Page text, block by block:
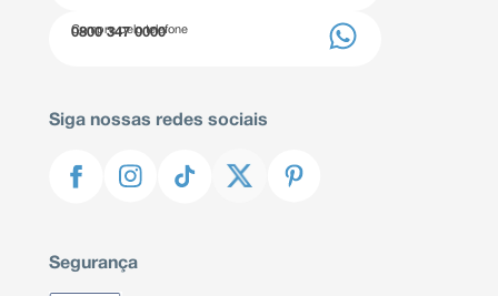
Compre pelo telefone
0800 347 0000
Siga nossas redes sociais
Segurança